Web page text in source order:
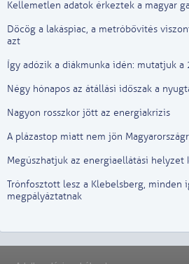
Kellemetlen adatok érkeztek a magyar
Döcög a lakáspiac, a metróbővítés
azt
Így adózik a diákmunka idén: mutatjuk a
Négy hónapos az átállási időszak a
Nagyon rosszkor jött az energiakrízis
A plázastop miatt nem jön
Megúszhatjuk az energiaellátási helyzet
Trónfosztott lesz a Klebelsberg, minden
megpályáztatnak